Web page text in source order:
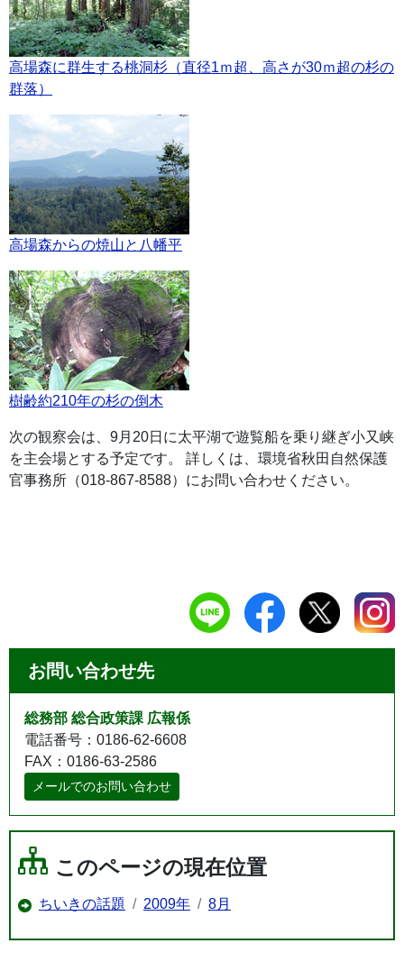
高場森に群生する桃洞杉（直径1ｍ超、高さが30ｍ超の杉の
群落）
高場森からの焼山と八幡平
樹齢約210年の杉の倒木
次の観察会は、9月20日に太平湖で遊覧船を乗り継ぎ小又峡
を主会場とする予定です。 詳しくは、環境省秋田自然保護
官事務所（018-867-8588）にお問い合わせください。
お問い合わせ先
総務部 総合政策課 広報係
電話番号：0186-62-6608
FAX：0186-63-2586
メールでのお問い合わせ
このページの現在位置
ちいきの話題 2009年 8月